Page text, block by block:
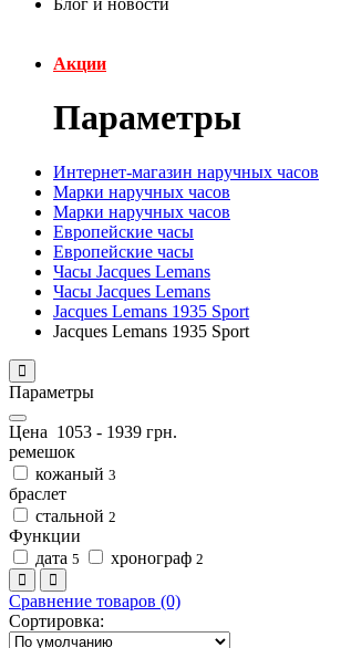
Блог и новости
Акции
Параметры
Интернет-магазин наручных часов
Марки наручных часов
Марки наручных часов
Европейские часы
Европейские часы
Часы Jacques Lemans
Часы Jacques Lemans
Jacques Lemans 1935 Sport
Jacques Lemans 1935 Sport
Параметры
Цена 1053 - 1939 грн.
ремешок
кожаный 3
браслет
стальной 2
Функции
дата 5 хронограф 2
Сравнение товаров (0)
Сортировка: